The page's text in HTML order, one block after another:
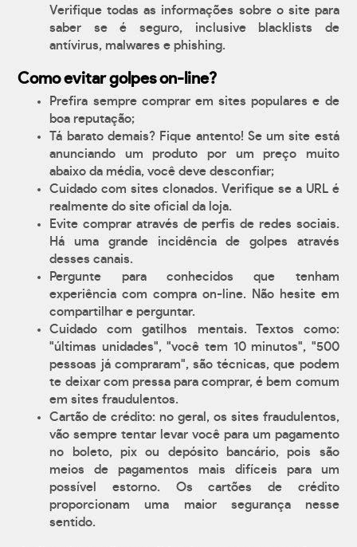
Verifique todas as informações sobre o site para
saber se é seguro, inclusive blacklists de
antívirus, malwares e phishing.
Como evitar golpes on-line?
Prefira sempre comprar em sites populares e de
boa reputação;
Tá barato demais? Fique antento! Se um site está
anunciando um produto por um preço muito
abaixo da média, você deve desconfiar;
Cuidado com sites clonados. Verifique se a URL é
realmente do site oficial da loja.
Evite comprar através de perfis de redes sociais.
Há uma grande incidência de golpes através
desses canais.
Pergunte para conhecidos que tenham
experiência com compra on-line. Não hesite em
compartilhar e perguntar.
Cuidado com gatilhos mentais. Textos como:
"últimas unidades", "você tem 10 minutos", "500
pessoas já compraram", são técnicas, que podem
te deixar com pressa para comprar, é bem comum
em sites fraudulentos.
Cartão de crédito: no geral, os sites fraudulentos,
vão sempre tentar levar você para um pagamento
no boleto, pix ou depósito bancário, pois são
meios de pagamentos mais difíceis para um
possível estorno. Os cartões de crédito
proporcionam uma maior segurança nesse
sentido.